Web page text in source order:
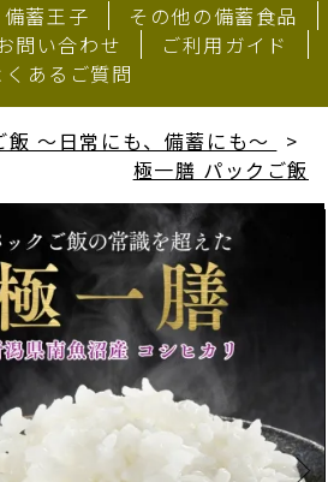
備蓄王子
その他の備蓄食品
問い合わせ
ご利用ガイド
くあるご質問
飯 ～日常にも、備蓄にも～
極一膳 パックご飯